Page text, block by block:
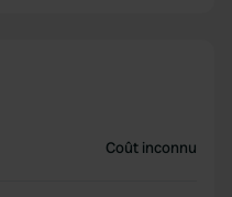
Coût inconnu